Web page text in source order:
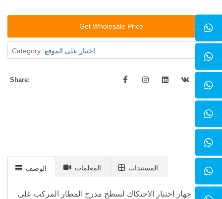
Get Wholesale Price
Category: اختبار على الموقع
Share:
الوصف المعلمات المستندات
جهاز اختبار الاحتكاك لسطح مدرج المطار المركب على